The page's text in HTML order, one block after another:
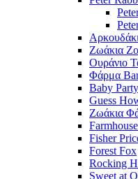
Ζωάκια
Ουράνιο
Φάρμα
Baby Party
Guess
Ζωάκια
Fisher
Forest Fox
Rocking
Sweet at